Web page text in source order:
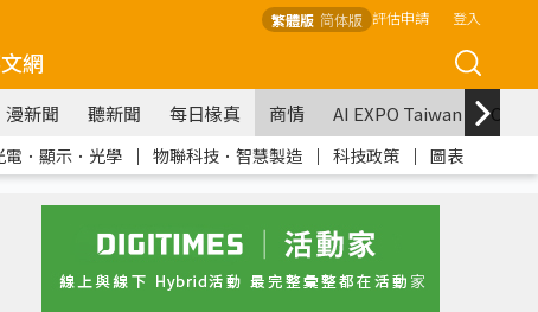
繁體版 简体版 評估申請 登入
網
漫新聞 聽新聞 每日椽真 商情 AI EXPO Taiwan
電．顯示．光學 ｜ 物聯科技．智慧製造 ｜ 科技政策 ｜ 圖表